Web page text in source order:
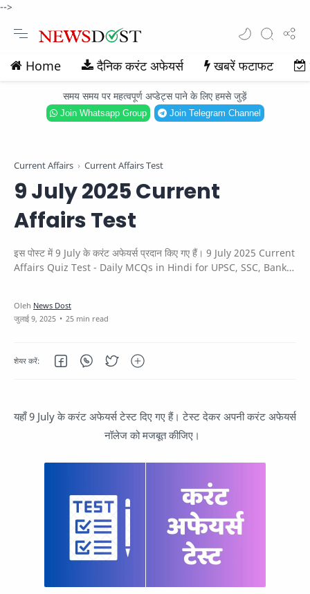
-->
Home दैनिक करंट अफेयर्स खबरें फटाफट
समय समय पर महत्वपूर्ण अप्डेट्स पाने के लिए हमसे जुड़ें
Join Whatsapp Group Join Telegram Channel
Current Affairs Current Affairs Test
9 July 2025 Current
Affairs Test
इस पोस्ट में 9 July के करंट अफेयर्स प्रदान किए गए हैं। 9 July 2025 Current
Affairs Quiz Test - Daily MCQs in Hindi for UPSC, SSC, Bank &
25 min read
यहाँ 9 July के करंट अफेयर्स टेस्ट दिए गए हैं। टेस्ट देकर अपनी करंट अफेयर्स
नॉलेज को मजबूत कीजिए।